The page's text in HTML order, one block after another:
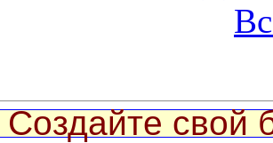
Создайте свой